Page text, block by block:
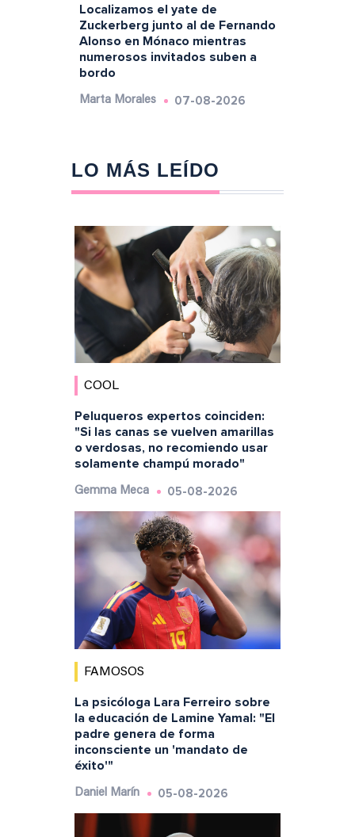
Localizamos el yate de
Zuckerberg junto al de Fernando
Alonso en Mónaco mientras
numerosos invitados suben a
bordo
Marta Morales 07-08-2026
LO MÁS LEÍDO
COOL
Peluqueros expertos coinciden:
"Si las canas se vuelven amarillas
o verdosas, no recomiendo usar
solamente champú morado"
Gemma Meca 05-08-2026
FAMOSOS
La psicóloga Lara Ferreiro sobre
la educación de Lamine Yamal: "El
padre genera de forma
inconsciente un 'mandato de
éxito'"
Daniel Marín 05-08-2026